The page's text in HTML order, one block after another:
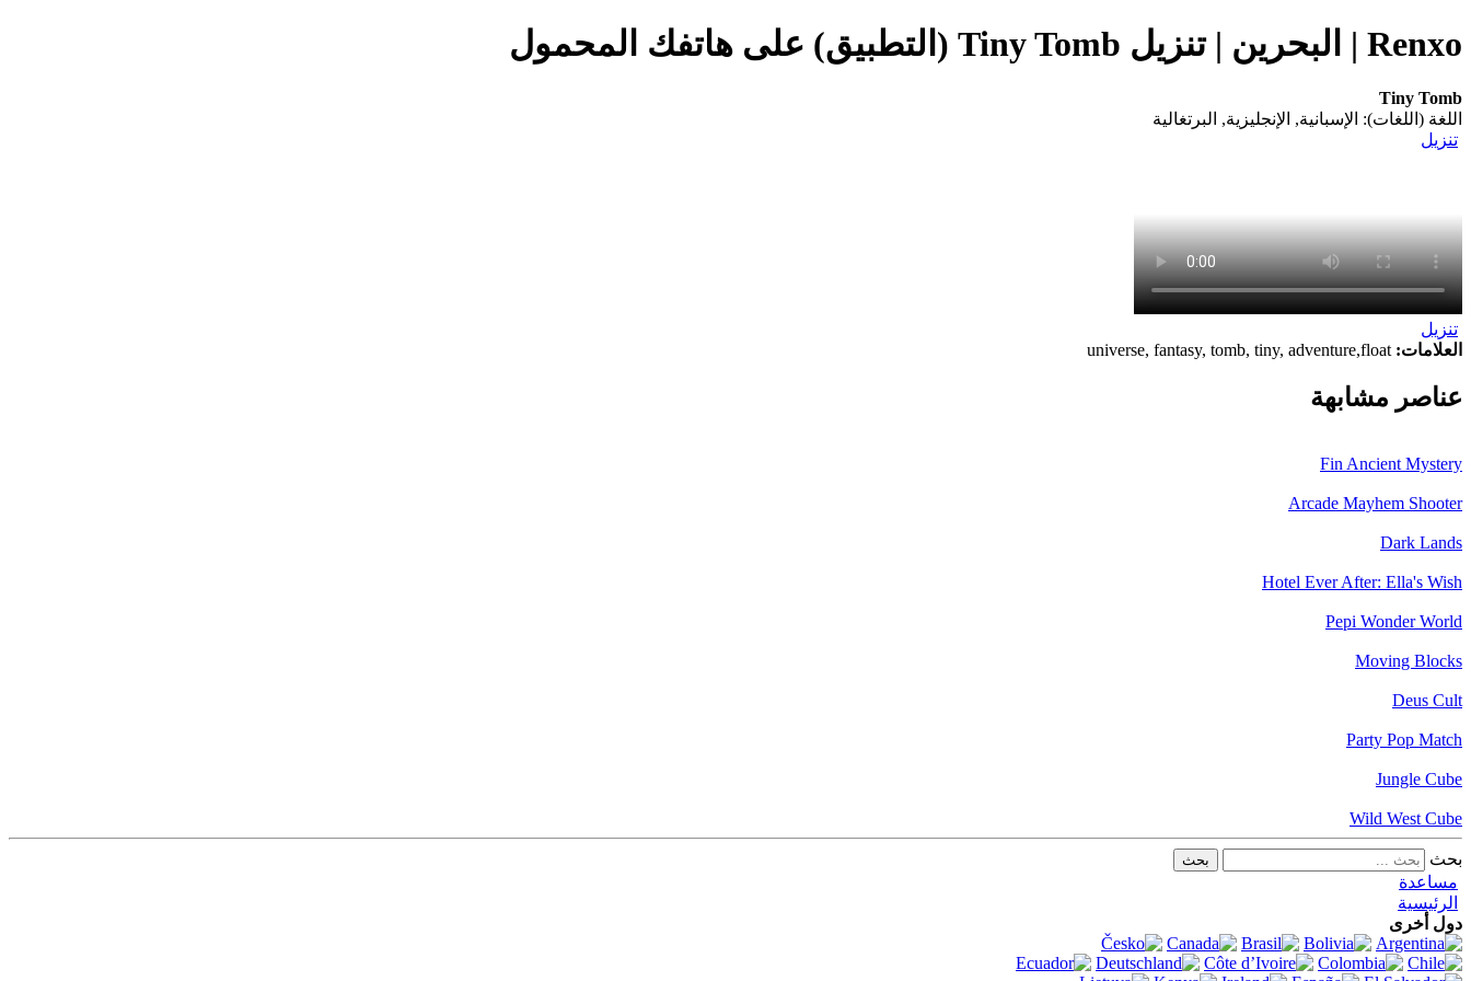
Renxo | البحرين | تنزيل Tiny Tomb (التطبيق) على هاتفك المحمول
Tiny Tomb
اللغة (اللغات): الإسبانية, الإنجليزية, البرتغالية
تنزيل
تنزيل
العلامات:
عناصر مشابهة
Fin Ancient Mystery
Arcade Mayhem Shooter
Dark Lands
Hotel Ever After: Ella's Wish
Pepi Wonder World
Moving Blocks
Deus Cult
Party Pop Match
Jungle Cube
Wild West Cube
بحث
مساعدة
الرئيسية
دول أخرى